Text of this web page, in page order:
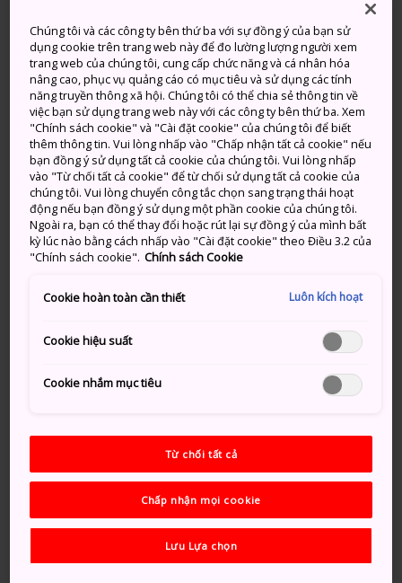
Đừng bỏ lỡ
Đền thờ Hofu Tenmangu tuyệt đẹp
Vườn Mohri và Bảo tàng Mohri
Chùa Suo Kokubunji được xây vào thế kỷ thứ
8
Chúng tôi và các công ty bên thứ ba với sự đồng ý của bạn sử
dụng cookie trên trang web này để đo lường lượng người xem
trang web của chúng tôi, cung cấp chức năng và cá nhân hóa
nâng cao, phục vụ quảng cáo có mục tiêu và sử dụng các tính
năng truyền thông xã hội. Chúng tôi có thể chia sẻ thông tin về
việc bạn sử dụng trang web này với các công ty bên thứ ba. Xem
"Chính sách cookie" và "Cài đặt cookie" của chúng tôi để biết
thêm thông tin. Vui lòng nhấp vào "Chấp nhận tất cả cookie" nếu
bạn đồng ý sử dụng tất cả cookie của chúng tôi. Vui lòng nhấp
vào "Từ chối tất cả cookie" để từ chối sử dụng tất cả cookie của
chúng tôi. Vui lòng chuyển công tắc chọn sang trạng thái hoạt
động nếu bạn đồng ý sử dụng một phần cookie của chúng tôi.
Ngoài ra, bạn có thể thay đổi hoặc rút lại sự đồng ý của mình bất
kỳ lúc nào bằng cách nhấp vào "Cài đặt cookie" theo Điều 3.2 của
"Chính sách cookie". Chính sách Cookie
Cookie hoàn toàn cần thiết Luôn kích hoạt
Cookie hiệu suất
Cookie nhắm mục tiêu
Từ chối tất cả
Chấp nhận mọi cookie
Lưu Lựa chọn